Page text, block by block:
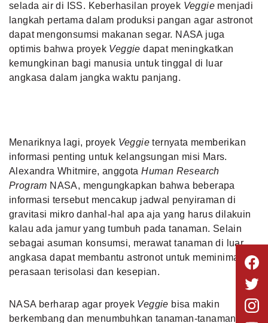
selada air di ISS. Keberhasilan proyek Veggie menjadi
langkah pertama dalam produksi pangan agar astronot
dapat mengonsumsi makanan segar. NASA juga
optimis bahwa proyek Veggiedapat meningkatkan
kemungkinan bagi manusia untuk tinggal di luar
angkasa dalam jangka waktu panjang.
Menariknya lagi, proyek Veggieternyata memberikan
informasi penting untuk kelangsungan misi Mars.
Alexandra Whitmire, anggotaHuman Research
Program NASA, mengungkapkan bahwa beberapa
informasi tersebut mencakup jadwal penyiraman di
gravitasi mikro danhal-hal apa aja yang harus dilakuin
kalau ada jamur yang tumbuh pada tanaman. Selain
sebagai asuman konsumsi, merawat tanaman di luar
angkasa dapat membantu astronot untuk meminimalisir
perasaan terisolasi dan kesepian.
NASA berharap agar proyek Veggie bisa makin
berkembang dan menumbuhkan tanaman-tanaman lain.